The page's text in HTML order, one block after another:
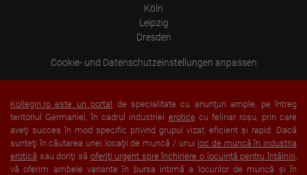
Köln
Leipzig
Dresden
Cookie- und Datenschutzeinstellungen anpassen
Kollegin.ro este un portal de specialitate cu anunţuri ample, pe întreg
teritoriul Germaniei, în cadrul industriei eroticecu felinar roşu, prin care
aveţi succes în mod specific privind grupul vizat, eficient şi rapid. Dacă
sunteţi în căutarea unei locaţii de muncă / unui loc de muncă în industria
erotică sau doriţi să oferiţi urgent spre închiriere o locuinţă pentru întâlniri
vă oferim ambele variante în bursa intimă a locurilor de muncă şi în